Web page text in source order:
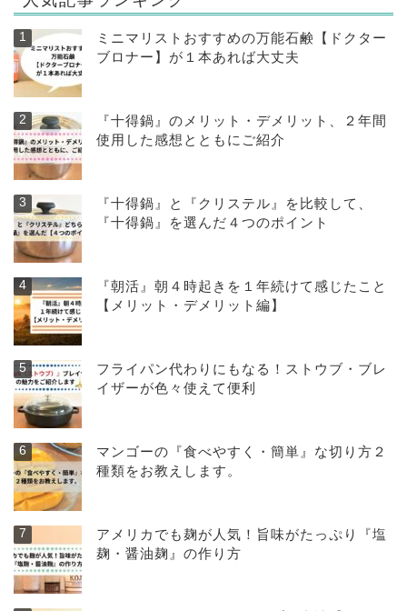
ミニマリストおすすめの万能石鹸【ドクター
ブロナー】が１本あれば大丈夫
『十得鍋』のメリット・デメリット、２年間
使用した感想とともにご紹介
『十得鍋』と『クリステル』を比較して、
『十得鍋』を選んだ４つのポイント
『朝活』朝４時起きを１年続けて感じたこと
【メリット・デメリット編】
フライパン代わりにもなる！ストウブ・ブレ
イザーが色々使えて便利
マンゴーの『食べやすく・簡単』な切り方２
種類をお教えします。
アメリカでも麹が人気！旨味がたっぷり『塩
麹・醤油麹』の作り方